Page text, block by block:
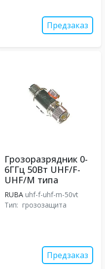
Предзаказ
Грозоразрядник 0-
6ГГц 50Вт UHF/F-
UHF/M типа
RUBA uhf-f-uhf-m-50vt
Тип: грозозащита
Предзаказ